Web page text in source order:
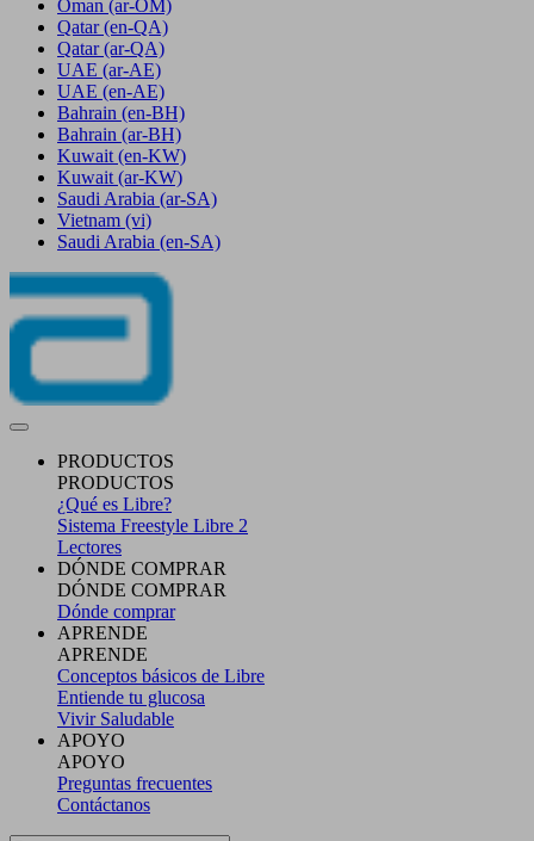
Oman (ar-OM)
Qatar (en-QA)
Qatar (ar-QA)
UAE (ar-AE)
UAE (en-AE)
Bahrain (en-BH)
Bahrain (ar-BH)
Kuwait (en-KW)
Kuwait (ar-KW)
Saudi Arabia (ar-SA)
Vietnam (vi)
Saudi Arabia (en-SA)
PRODUCTOS
PRODUCTOS
¿Qué es Libre?
Sistema Freestyle Libre 2
Lectores
DÓNDE COMPRAR
DÓNDE COMPRAR
Dónde comprar
APRENDE
APRENDE
Conceptos básicos de Libre
Entiende tu glucosa
Vivir Saludable
APOYO
APOYO
Preguntas frecuentes
Contáctanos